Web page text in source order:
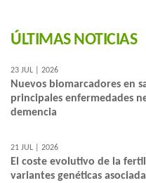
ÚLTIMAS NOTICIAS
23 JUL | 2026
Nuevos biomarcadores en
principales enfermedades
demencia
21 JUL | 2026
El coste evolutivo de la
variantes genéticas